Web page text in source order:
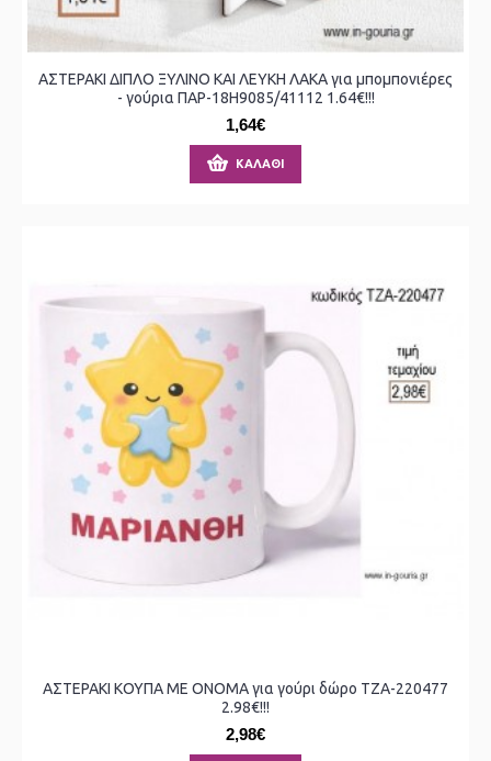
ΑΣΤΕΡΑΚΙ ΔΙΠΛΟ ΞΥΛΙΝΟ ΚΑΙ ΛΕΥΚΗ ΛΑΚΑ για μπομπονιέρες
- γούρια ΠΑΡ-18Η9085/41112 1.64€!!!
1,64€
ΚΑΛΆΘΙ
ΑΣΤΕΡΑΚΙ ΚΟΥΠΑ ΜΕ ΟΝΟΜΑ για γούρι δώρο ΤΖΑ-220477
2.98€!!!
2,98€